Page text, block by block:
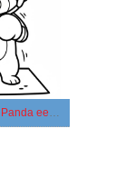
Tekenen Rode Panda eenvoudig